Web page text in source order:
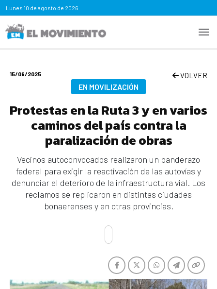
Lunes 10 de agosto de 2026
15/09/2025 VOLVER
EN MOVILIZACIÓN
Protestas en la Ruta 3 y en varios
caminos del país contra la
paralización de obras
Vecinos autoconvocados realizaron un banderazo
federal para exigir la reactivación de las autovías y
denunciar el deterioro de la infraestructura vial. Los
reclamos se replicaron en distintas ciudades
bonaerenses y en otras provincias.